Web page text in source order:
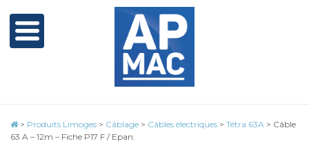
> Produits Limoges > Câblage > Câbles électriques > Tétra 63A > Câble
63 A – 12m – Fiche P17 F / Epan.